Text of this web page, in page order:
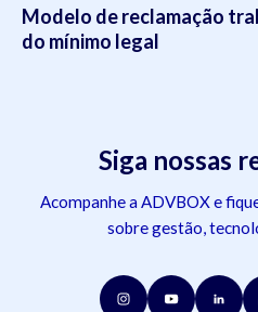
Modelo de reclamação
do mínimo legal
Siga nossas
Acompanhe a ADVBOX e
sobre gestão,